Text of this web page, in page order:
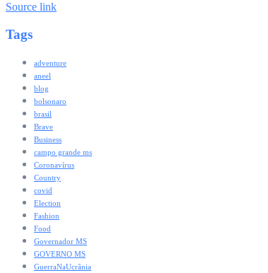
Source link
Tags
adventure
aneel
blog
bolsonaro
brasil
Brave
Business
campo grande ms
Coronavírus
Country
covid
Election
Fashion
Food
Governador MS
GOVERNO MS
GuerraNaUcrânia